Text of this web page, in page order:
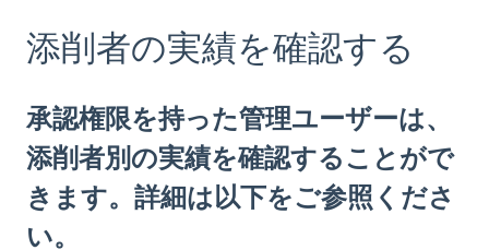
添削者の実績を確認する
承認権限を持った管理ユーザーは、
添削者別の実績を確認することがで
きます。詳細は以下をご参照くださ
い。